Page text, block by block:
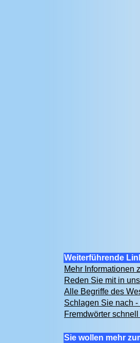
Weiterführende
Mehr Informationen
Reden Sie mit in
Alle Begriffe des
Schlagen Sie nach
Fremdwörter
Sie wollen mehr